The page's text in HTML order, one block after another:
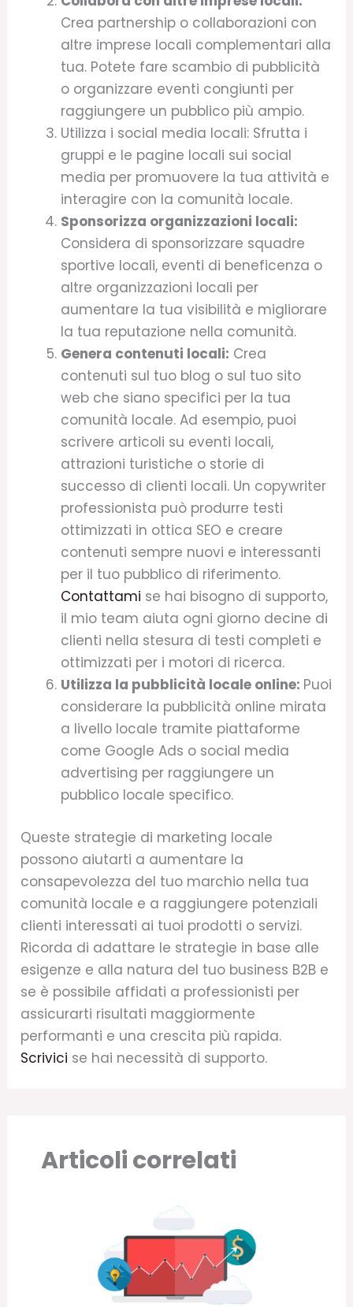
Crea partnership o collaborazioni con
altre imprese locali complementari alla
tua. Potete fare scambio di pubblicità
o organizzare eventi congiunti per
raggiungere un pubblico più ampio.
Utilizza i social media locali: Sfrutta i
gruppi e le pagine locali sui social
media per promuovere la tua attività e
interagire con la comunità locale.
Sponsorizza organizzazioni locali:
Considera di sponsorizzare squadre
sportive locali, eventi di beneficenza o
altre organizzazioni locali per
aumentare la tua visibilità e migliorare
la tua reputazione nella comunità.
Genera contenuti locali: Crea
contenuti sul tuo blog o sul tuo sito
web che siano specifici per la tua
comunità locale. Ad esempio, puoi
scrivere articoli su eventi locali,
attrazioni turistiche o storie di
successo di clienti locali. Un copywriter
professionista può produrre testi
ottimizzati in ottica SEO e creare
contenuti sempre nuovi e interessanti
per il tuo pubblico di riferimento.
Contattami se hai bisogno di supporto,
il mio team aiuta ogni giorno decine di
clienti nella stesura di testi completi e
ottimizzati per i motori di ricerca.
Utilizza la pubblicità locale online: Puoi
considerare la pubblicità online mirata
a livello locale tramite piattaforme
come Google Ads o social media
advertising per raggiungere un
pubblico locale specifico.
Queste strategie di marketing locale
possono aiutarti a aumentare la
consapevolezza del tuo marchio nella tua
comunità locale e a raggiungere potenziali
clienti interessati ai tuoi prodotti o servizi.
Ricorda di adattare le strategie in base alle
esigenze e alla natura del tuo business B2B e
se è possibile affidati a professionisti per
assicurarti risultati maggiormente
performanti e una crescita più rapida.
Scrivici se hai necessità di supporto.
Articoli correlati